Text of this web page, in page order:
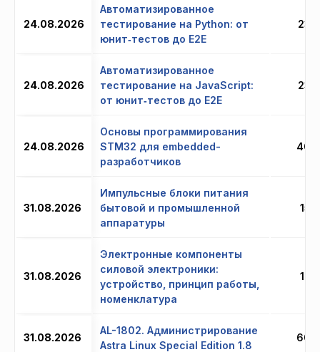
24.08.2026
Автоматизированное
тестирование на Python: от
юнит‑тестов до E2E
23
24.08.2026
Автоматизированное
тестирование на JavaScript:
от юнит‑тестов до E2E
23
24.08.2026
Основы программирования
STM32 для embedded-
разработчиков
40
31.08.2026
Импульсные блоки питания
бытовой и промышленной
аппаратуры
15
31.08.2026
Электронные компоненты
силовой электроники:
устройство, принцип работы,
номенклатура
12
31.08.2026
AL-1802. Администрирование
Astra Linux Special Edition 1.8
60